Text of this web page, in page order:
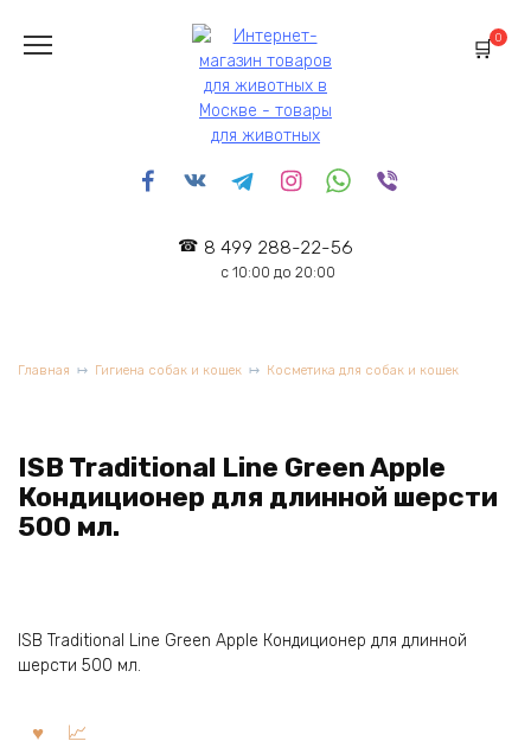
содержанию
8 499 288-22-56
с 10:00 до 20:00
0
Главная Гигиена собак и кошек Косметика для собак и кошек
ISB Traditional Line Green Apple
Кондиционер для длинной шерсти
500 мл.
ISB Traditional Line Green Apple Кондиционер для длинной
шерсти 500 мл.